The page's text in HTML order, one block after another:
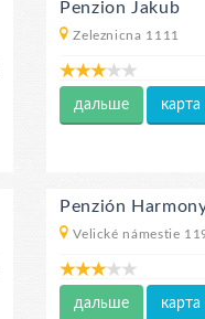
Penzion Jakub
Zeleznicna 1111
дальше карта
Penzión
Velické námestie
дальше карта